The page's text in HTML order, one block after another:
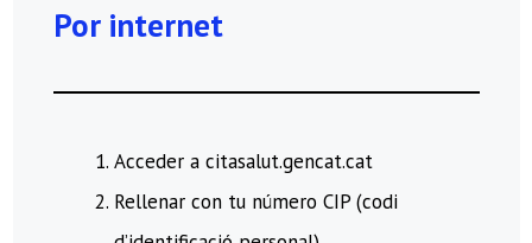
Por internet
Acceder a citasalut.gencat.cat
Rellenar con tu número CIP (codi